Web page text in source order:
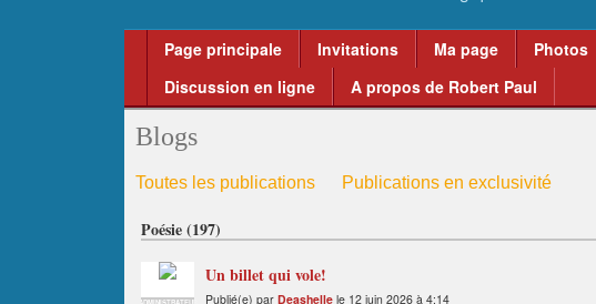
Page principale Invitations Ma page Photos
Discussion en ligne
A propos de Robert Paul
Blogs
Toutes les publications Publications en exclusivité
Poésie (197)
Un billet qui vole!
Publié(e) par Deashelle le 12 juin 2026 à 4:14